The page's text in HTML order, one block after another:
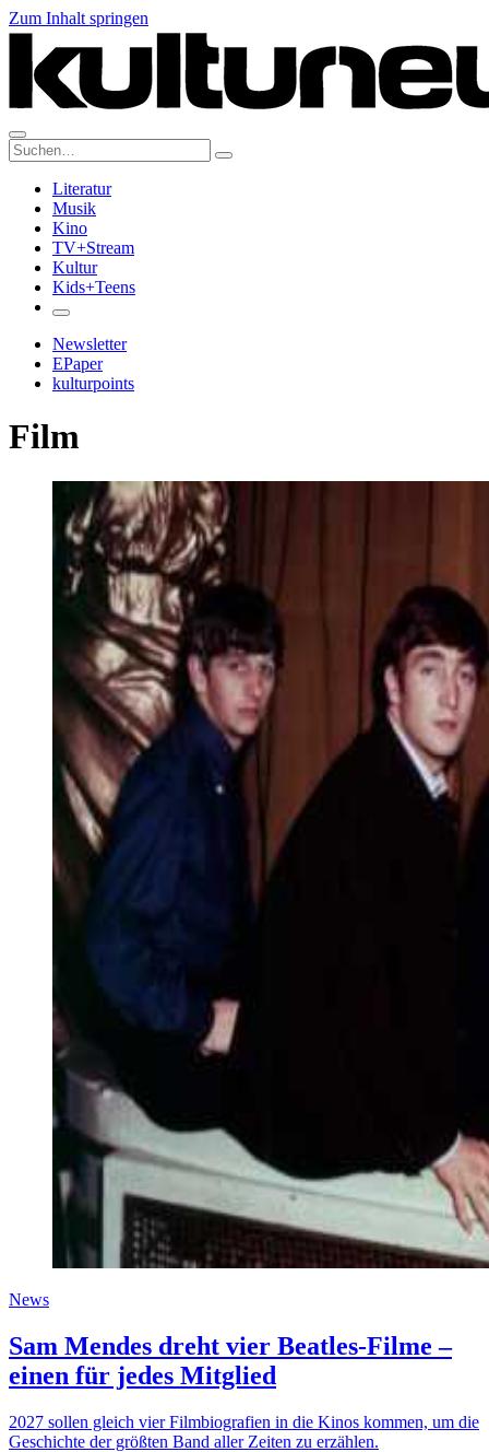
Zum Inhalt springen
Suche:
Literatur
Musik
Kino
TV+Stream
Kultur
Kids+Teens
Newsletter
EPaper
kulturpoints
Film
News
Sam Mendes dreht vier Beatles-Filme –
einen für jedes Mitglied
2027 sollen gleich vier Filmbiografien in die Kinos kommen, um die
Geschichte der größten Band aller Zeiten zu erzählen.